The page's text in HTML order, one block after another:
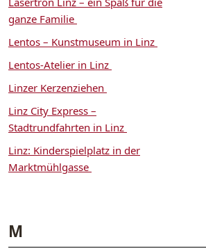
ganze Familie
Lentos – Kunstmuseum in Linz
Lentos-Atelier in Linz
Linzer Kerzenziehen
Linz City Express –
Stadtrundfahrten in Linz
Linz: Kinderspielplatz in der
Marktmühlgasse
M